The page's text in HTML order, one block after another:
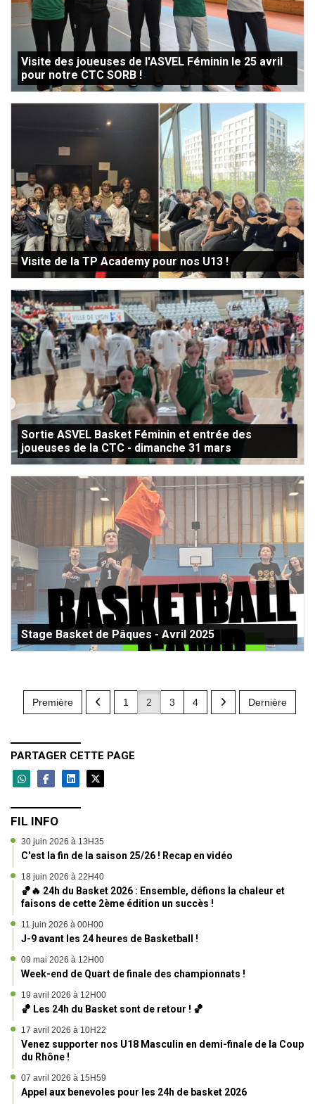
Visite des joueuses de l'ASVEL Féminin le 25 avril
pour notre CTC SORB !
Visite de la TP Academy pour nos U13 !
Sortie ASVEL Basket Féminin et entrée des
joueuses de la CTC - dimanche 31 mars
Stage Basket de Pâques - Avril 2025
Première 1 2 3 4 Dernière
PARTAGER CETTE PAGE
FIL INFO
30 juin 2026 à 13H35
C'est la fin de la saison 25/26 ! Recap en vidéo
18 juin 2026 à 22H40
🏀🔥 24h du Basket 2026 : Ensemble, défions la chaleur et
faisons de cette 2ème édition un succès !
11 juin 2026 à 00H00
J-9 avant les 24 heures de Basketball !
09 mai 2026 à 12H00
Week-end de Quart de finale des championnats !
19 avril 2026 à 12H00
🏀 Les 24h du Basket sont de retour ! 🏀
17 avril 2026 à 10H22
Venez supporter nos U18 Masculin en demi-finale de la Coupe
du Rhône !
07 avril 2026 à 15H59
Appel aux benevoles pour les 24h de basket 2026